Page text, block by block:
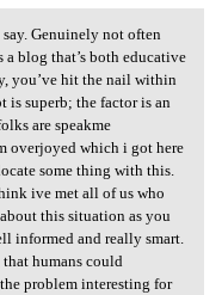
to say.
Genuinely not often
a blog that’s both educative
you’ve hit the nail within
is superb; the factor is an
are speakme
overjoyed which i got here
some thing with this.
ive met all of us who
this situation as you
informed and really smart.
humans could
problem interesting for